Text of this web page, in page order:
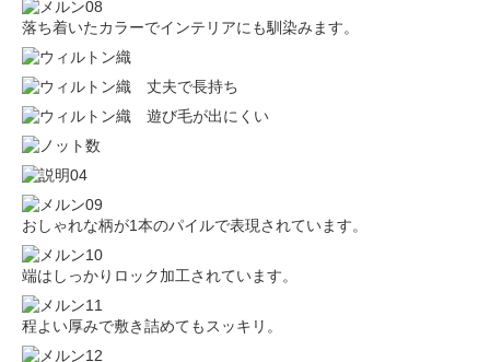
落ち着いたカラーでインテリアにも馴染みます。
おしゃれな柄が1本のパイルで表現されています。
端はしっかりロック加工されています。
程よい厚みで敷き詰めてもスッキリ。